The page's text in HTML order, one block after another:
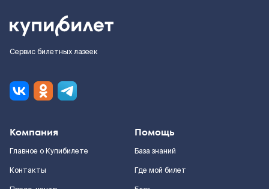
Сервис билетных лазеек
Компания
Главное о Купибилете
Контакты
Помощь
База знаний
Где мой билет